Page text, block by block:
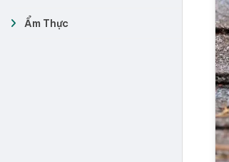
Ẩm Thực